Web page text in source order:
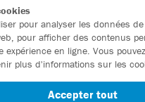
pour analyser les données
pour afficher des contenus
expérience en ligne. Vous
plus d'informations sur les
Accepter tout